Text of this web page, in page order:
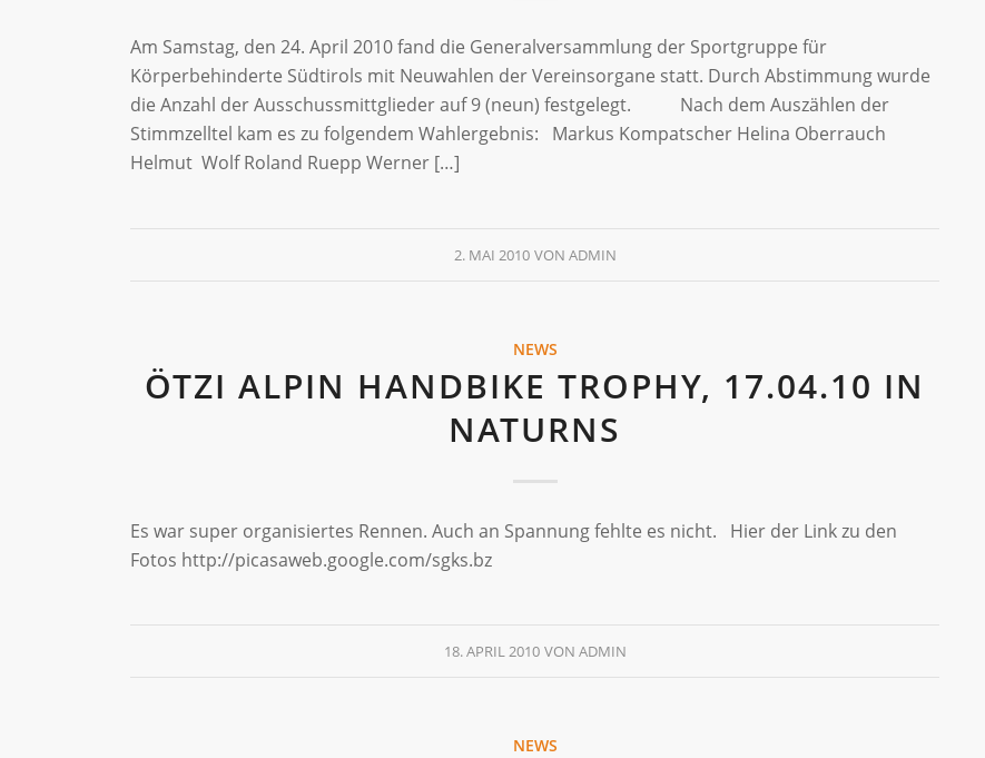
Am Samstag, den 24. April 2010 fand die Generalversammlung der Sportgruppe für
Körperbehinderte Südtirols mit Neuwahlen der Vereinsorgane statt. Durch Abstimmung wurde
die Anzahl der Ausschussmittglieder auf 9 (neun) festgelegt. Nach dem Auszählen der
Stimmzelltel kam es zu folgendem Wahlergebnis: Markus Kompatscher Helina Oberrauch
Helmut Wolf Roland Ruepp Werner […]
2. MAI 2010 VON ADMIN
NEWS
ÖTZI ALPIN HANDBIKE TROPHY, 17.04.10 IN
NATURNS
Es war super organisiertes Rennen. Auch an Spannung fehlte es nicht. Hier der Link zu den
Fotos http://picasaweb.google.com/sgks.bz
18. APRIL 2010 VON ADMIN
NEWS